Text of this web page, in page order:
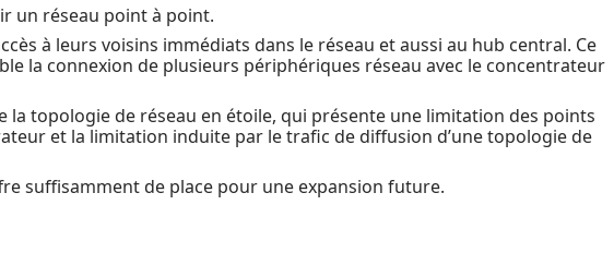
un réseau point à point.
à leurs voisins immédiats dans le réseau et aussi au hub central. Ce
la connexion de plusieurs périphériques réseau avec le concentrateur
la topologie de réseau en étoile, qui présente une limitation des points
et la limitation induite par le trafic de diffusion d’une topologie de
suffisamment de place pour une expansion future.